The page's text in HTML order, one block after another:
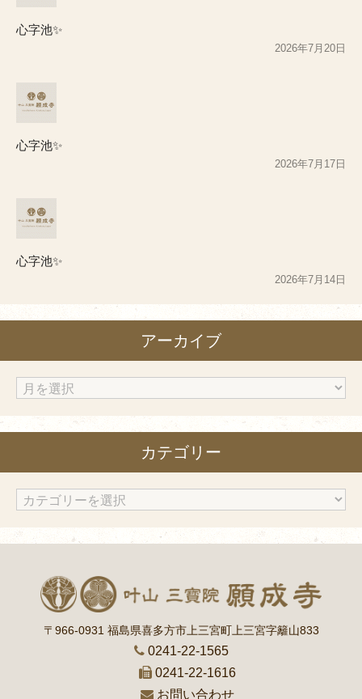
心字池✨
2026年7月20日
心字池✨
2026年7月17日
心字池✨
2026年7月14日
アーカイブ
ア
カ
ブ
カテゴリー
カ
ゴ
〒966-0931 福島県喜多方市上三宮町上三宮字籬山833
0241-22-1565
0241-22-1616
お問い合わせ